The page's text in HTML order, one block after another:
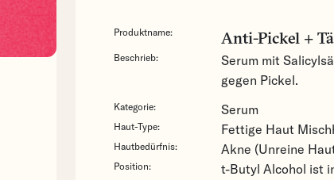
Produktname: Anti-Pickel +
Beschrieb:
Serum mit
gegen Pickel.
Kategorie: Serum
Haut-Type: Fettige Haut
Hautbedürfnis: Akne (Unreine
Position:
t-Butyl Alcohol ist